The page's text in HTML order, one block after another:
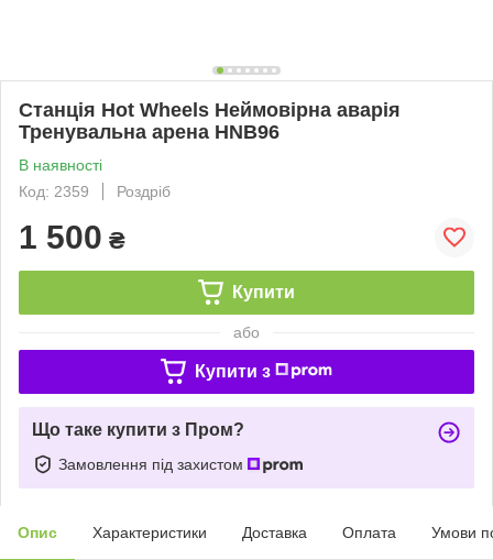
Станція Hot Wheels Неймовірна аварія
Тренувальна арена HNB96
В наявності
Код: 2359
Роздріб
1 500 ₴
Купити
або
Купити з
Що таке купити з Пром?
Замовлення під захистом
Опис Характеристики Доставка Оплата Умови